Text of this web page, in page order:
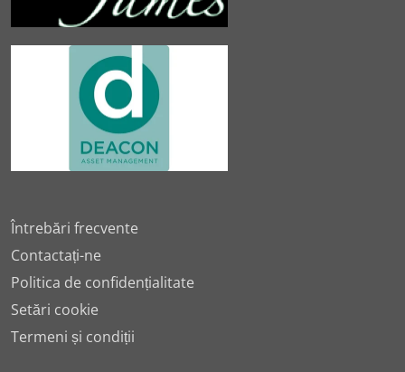
Întrebări frecvente
Contactați-ne
Politica de confidențialitate
Setări cookie
Termeni și condiții